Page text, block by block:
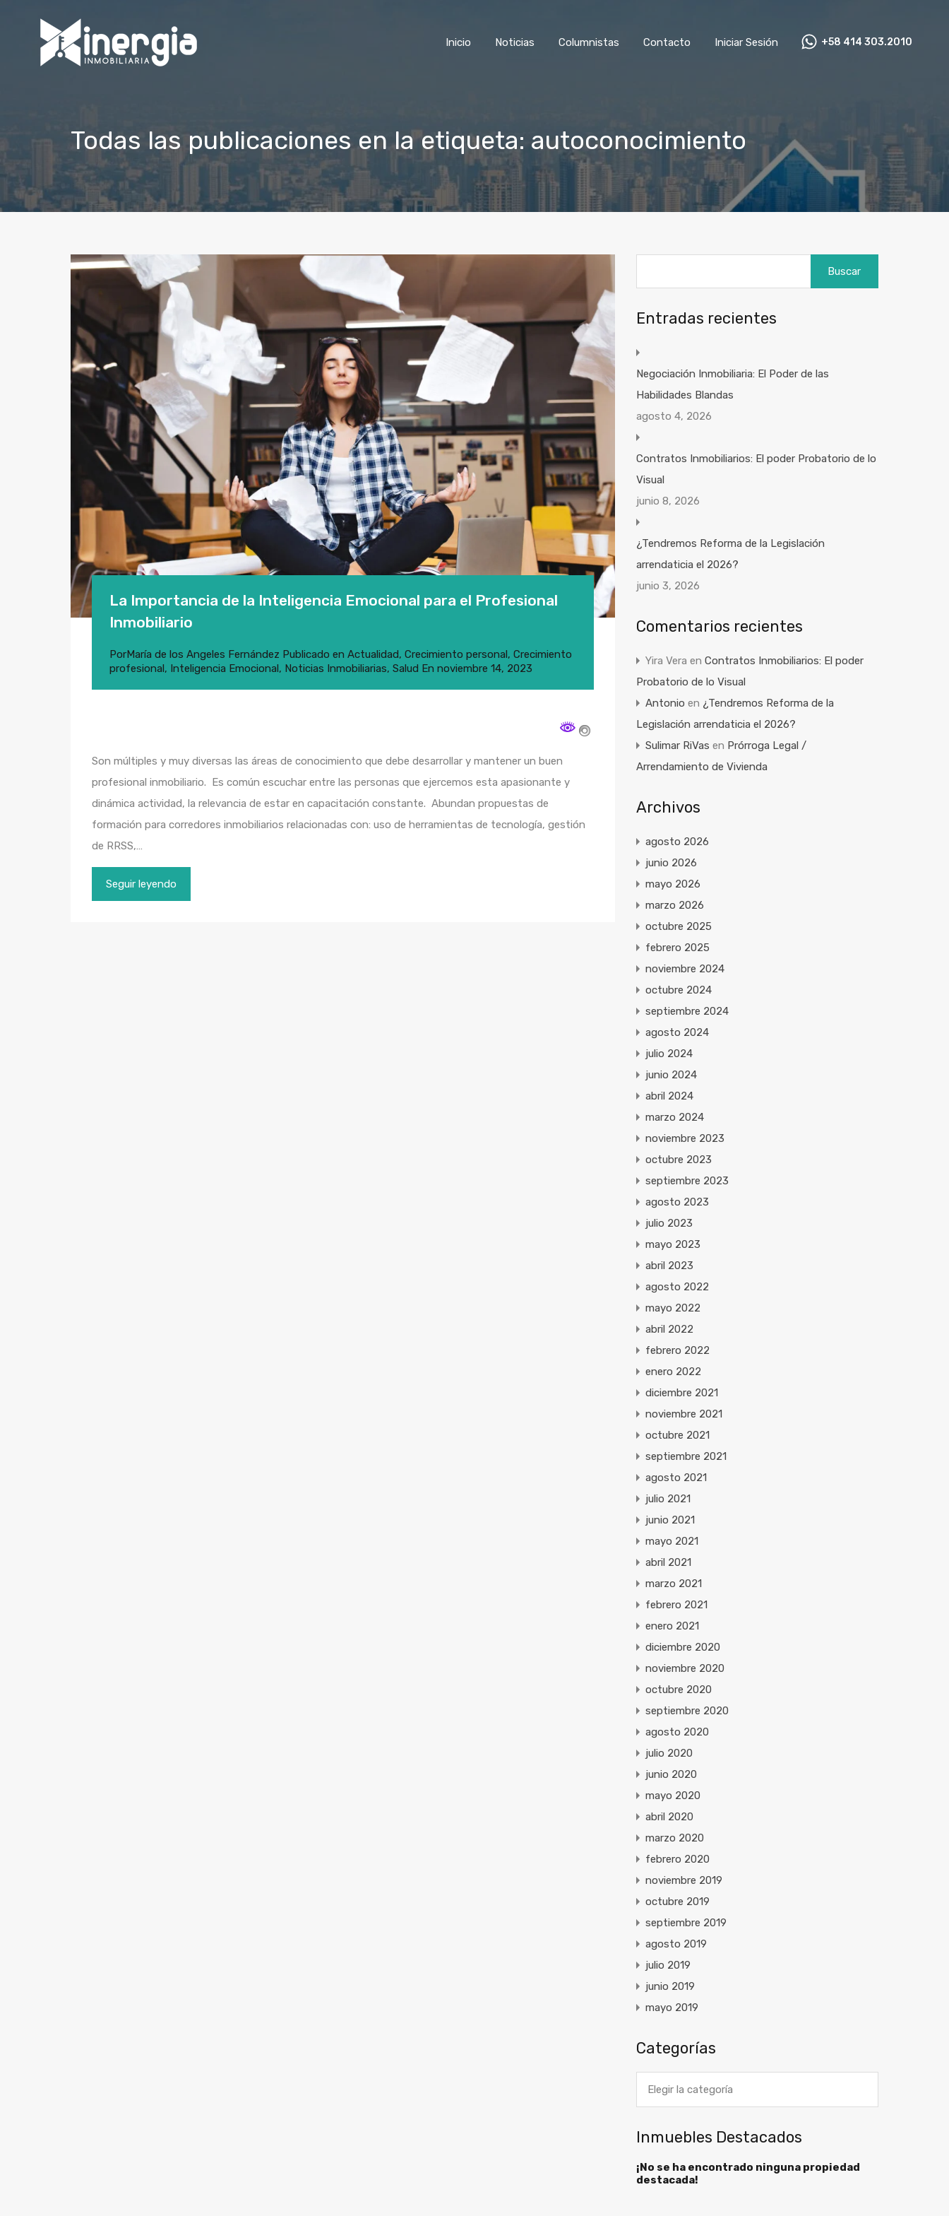
Inicio Noticias Columnistas Contacto Iniciar Sesión +58 414 303.2010
Todas las publicaciones en la etiqueta: autoconocimiento
La Importancia de la Inteligencia Emocional para el Profesional
Inmobiliario
PorMaría de los Angeles Fernández Publicado en Actualidad, Crecimiento personal, Crecimiento
profesional, Inteligencia Emocional, Noticias Inmobiliarias, Salud En noviembre 14, 2023
Son múltiples y muy diversas las áreas de conocimiento que debe desarrollar y mantener un buen
profesional inmobiliario. Es común escuchar entre las personas que ejercemos esta apasionante y
dinámica actividad, la relevancia de estar en capacitación constante. Abundan propuestas de
formación para corredores inmobiliarios relacionadas con: uso de herramientas de tecnología, gestión
de RRSS,…
Seguir leyendo
Entradas recientes
Negociación Inmobiliaria: El Poder de las
Habilidades Blandas
agosto 4, 2026
Contratos Inmobiliarios: El poder Probatorio de lo
Visual
junio 8, 2026
¿Tendremos Reforma de la Legislación
arrendaticia el 2026?
junio 3, 2026
Comentarios recientes
Yira Vera en Contratos Inmobiliarios: El poder
Probatorio de lo Visual
Antonio en ¿Tendremos Reforma de la
Legislación arrendaticia el 2026?
Sulimar RiVas en Prórroga Legal /
Arrendamiento de Vivienda
Archivos
agosto 2026
junio 2026
mayo 2026
marzo 2026
octubre 2025
febrero 2025
noviembre 2024
octubre 2024
septiembre 2024
agosto 2024
julio 2024
junio 2024
abril 2024
marzo 2024
noviembre 2023
octubre 2023
septiembre 2023
agosto 2023
julio 2023
mayo 2023
abril 2023
agosto 2022
mayo 2022
abril 2022
febrero 2022
enero 2022
diciembre 2021
noviembre 2021
octubre 2021
septiembre 2021
agosto 2021
julio 2021
junio 2021
mayo 2021
abril 2021
marzo 2021
febrero 2021
enero 2021
diciembre 2020
noviembre 2020
octubre 2020
septiembre 2020
agosto 2020
julio 2020
junio 2020
mayo 2020
abril 2020
marzo 2020
febrero 2020
noviembre 2019
octubre 2019
septiembre 2019
agosto 2019
julio 2019
junio 2019
mayo 2019
Categorías
Inmuebles Destacados
¡No se ha encontrado ninguna propiedad
destacada!